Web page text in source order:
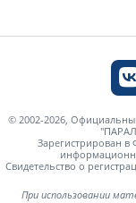
© 2002-2026,
Зарегистрирован в
Свидетельство о
При использовании